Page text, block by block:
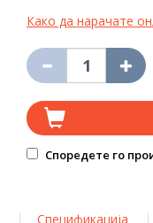
Како да нарачате
Споредете го
Спецификација